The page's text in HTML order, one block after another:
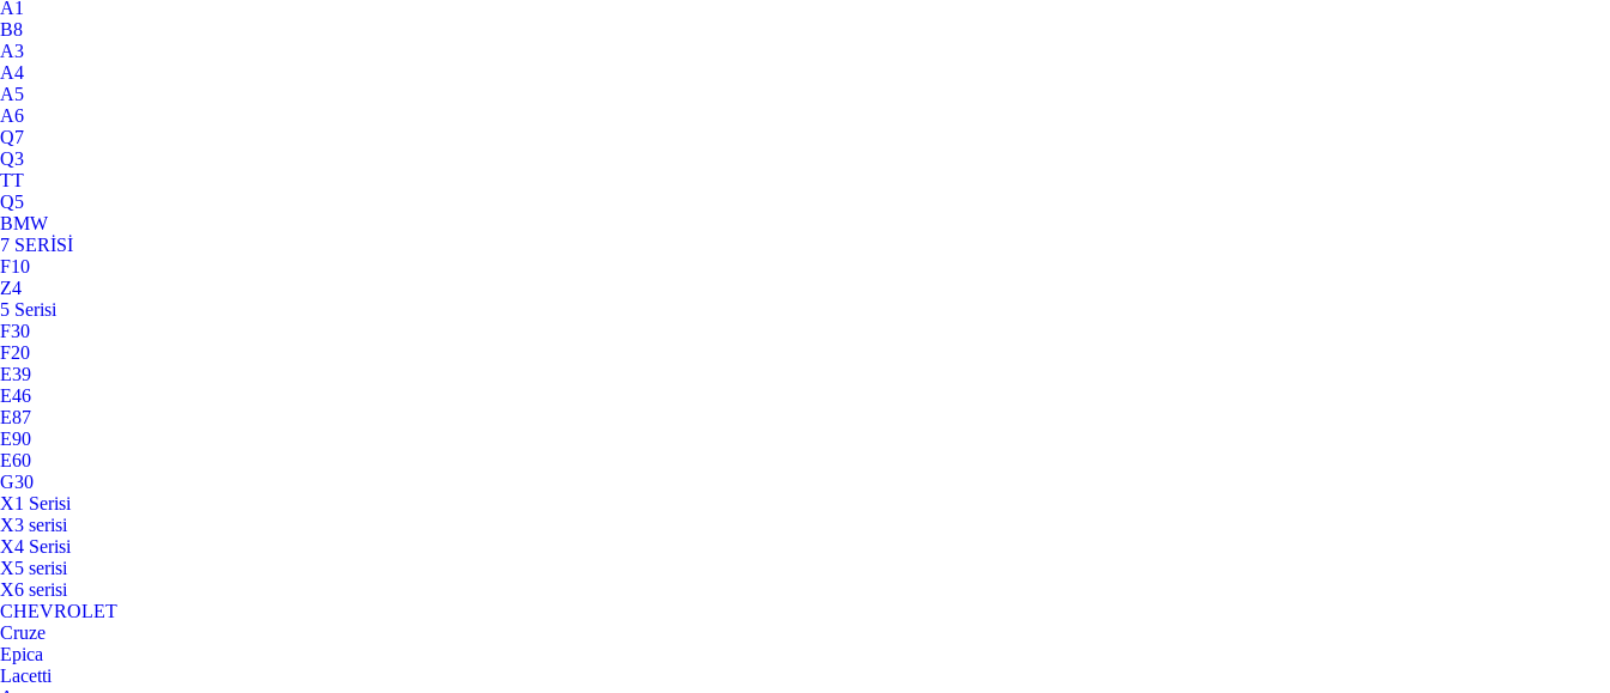
A1
B8
A3
A4
A5
A6
Q7
Q3
TT
Q5
BMW
7 SERİSİ
F10
Z4
5 Serisi
F30
F20
E39
E46
E87
E90
E60
G30
X1 Serisi
X3 serisi
X4 Serisi
X5 serisi
X6 serisi
CHEVROLET
Cruze
Epica
Lacetti